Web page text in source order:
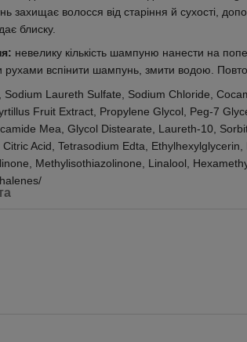
захищає волосся від старіння й сухості,
блиску.
невелику кількість шампуню нанести на
вспінити шампунь, змити водою.
Sodium Laureth Sulfate, Sodium Chloride,
Fruit Extract, Propylene Glycol, Peg-7
Mea, Glycol Distearate, Laureth-10,
Acid, Tetrasodium Edta, Ethylhexylglycerin,
Methylisothiazolinone, Linalool,